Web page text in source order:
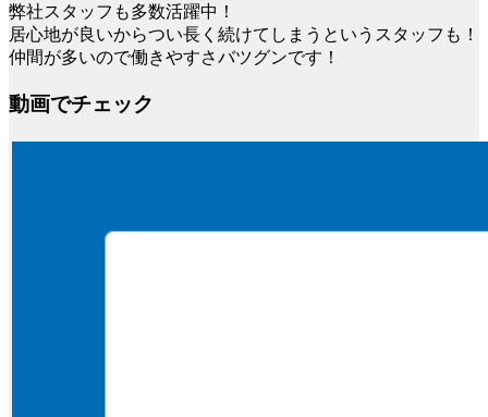
弊社スタッフも多数活躍中！
居心地が良いからつい長く続けてしまうというスタッフも！
仲間が多いので働きやすさバツグンです！
動画でチェック